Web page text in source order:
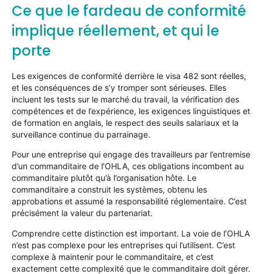
Ce que le fardeau de conformité
implique réellement, et qui le
porte
Les exigences de conformité derrière le visa 482 sont réelles,
et les conséquences de s’y tromper sont sérieuses. Elles
incluent les tests sur le marché du travail, la vérification des
compétences et de l’expérience, les exigences linguistiques et
de formation en anglais, le respect des seuils salariaux et la
surveillance continue du parrainage.
Pour une entreprise qui engage des travailleurs par l’entremise
d’un commanditaire de l’OHLA, ces obligations incombent au
commanditaire plutôt qu’à l’organisation hôte. Le
commanditaire a construit les systèmes, obtenu les
approbations et assumé la responsabilité réglementaire. C’est
précisément la valeur du partenariat.
Comprendre cette distinction est important. La voie de l’OHLA
n’est pas complexe pour les entreprises qui l’utilisent. C’est
complexe à maintenir pour le commanditaire, et c’est
exactement cette complexité que le commanditaire doit gérer.